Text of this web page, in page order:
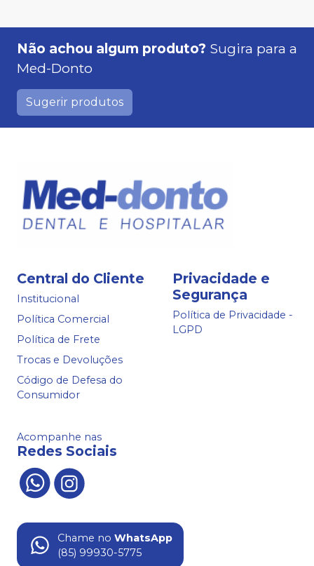
Não achou algum produto? Sugira para a
Med-Donto
Sugerir produtos
Central do Cliente
Institucional
Política Comercial
Política de Frete
Trocas e Devoluções
Código de Defesa do
Consumidor
Privacidade e
Segurança
Política de Privacidade -
LGPD
Acompanhe nas
Redes Sociais
Chame no WhatsApp
(85) 99930-5775